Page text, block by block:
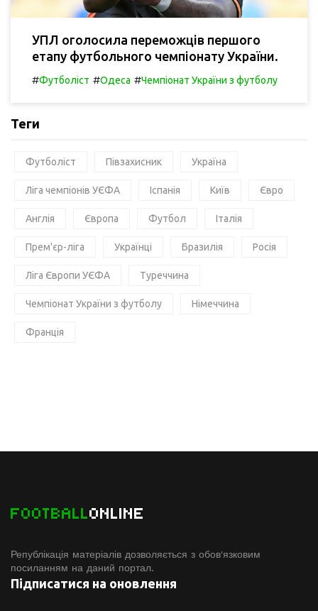
УПЛ оголосила переможців першого
етапу футбольного чемпіонату України.
#Футболіст #Одеса #Чемпіонат України з футболу
Теги
Футболіст Півзахисник Україна
Ліга чемпіонів УЄФА Іспанія Київ Євро
Англія Європа Футбол Італія
Прем'єр-ліга Українці Бразилія Росія
Ліга Європи УЄФА Туреччина
Чемпіонат України з футболу Німеччина
Франція
FOOTBALLONLINE
Републікація матеріалів дозволяється з обов'язковим
посиланням на даний портал.
Підписатися на оновлення